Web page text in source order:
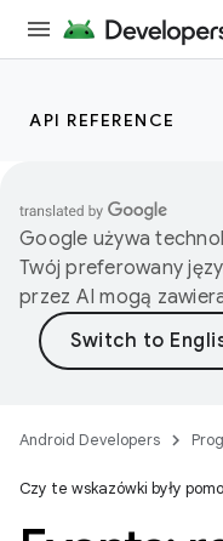
API REFERENCE
Google używa
Twój preferowany
przez AI mogą
Android Developers
Czy te wskazówki były